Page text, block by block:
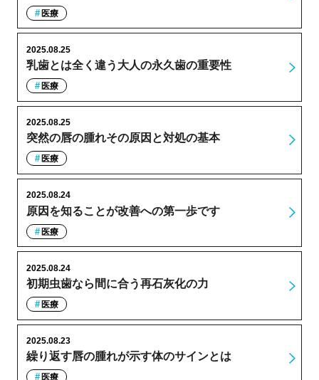
医療
乳歯とは全く違う大人の永久歯の重要性
2025.08.25
医療
突然の唇の腫れその原因と対処の基本
2025.08.25
医療
原因を知ることが改善への第一歩です
2025.08.24
医療
初期虫歯なら間に合う再石灰化の力
2025.08.24
医療
繰り返す唇の腫れが示す体のサインとは
2025.08.23
医療